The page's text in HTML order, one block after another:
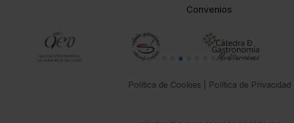
Convenios
Política de Cookies Política de Privacidad